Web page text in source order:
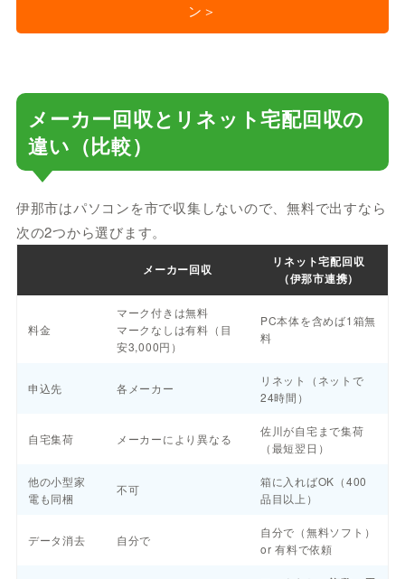
ン＞
メーカー回収とリネット宅配回収の
違い（比較）
伊那市はパソコンを市で収集しないので、無料で出すなら
次の2つから選びます。
メーカー回収
リネット宅配回収
（伊那市連携）
料金
マーク付きは無料
マークなしは有料（目
安3,000円）
PC本体を含めば1箱無
料
申込先 各メーカー
リネット（ネットで
24時間）
自宅集荷 メーカーにより異なる
佐川が自宅まで集荷
（最短翌日）
他の小型家
電も同梱
不可
箱に入ればOK（400
品目以上）
データ消去 自分で
自分で（無料ソフト）
or 有料で依頼